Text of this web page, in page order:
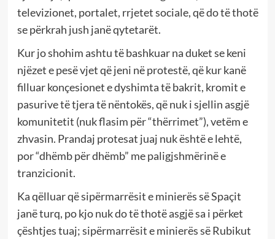
televizionet, portalet, rrjetet sociale, që do të thotë
se përkrah jush janë qytetarët.
Kur jo shohim ashtu të bashkuar na duket se keni
njëzet e pesë vjet që jeni në protestë, që kur kanë
filluar konçesionet e dyshimta të bakrit, kromit e
pasurive të tjera të nëntokës, që nuk i sjellin asgjë
komunitetit (nuk flasim për “thërrimet”), vetëm e
zhvasin. Prandaj protesat juaj nuk është e lehtë,
por “dhëmb për dhëmb” me paligjshmërinë e
tranzicionit.
Ka qëlluar që sipërmarrësit e minierës së Spaçit
janë turq, po kjo nuk do të thotë asgjë sa i përket
çështjes tuaj; sipërmarrësit e minierës së Rubikut